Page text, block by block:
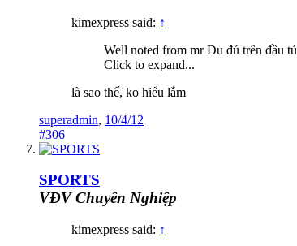
kimexpress said: ↑
Well noted from mr Đu đủ trên đầu tủ
Click to expand...
là sao thế, ko hiểu lắm
superadmin, 10/4/12
#306
SPORTS
VĐV Chuyên Nghiệp
kimexpress said: ↑